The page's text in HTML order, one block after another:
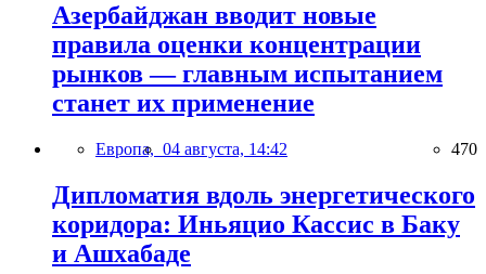
Азербайджан вводит новые
правила оценки концентрации
рынков — главным испытанием
станет их применение
Европа, 04 августа, 14:42 470
Дипломатия вдоль энергетического
коридора: Иньяцио Кассис в Баку
и Ашхабаде